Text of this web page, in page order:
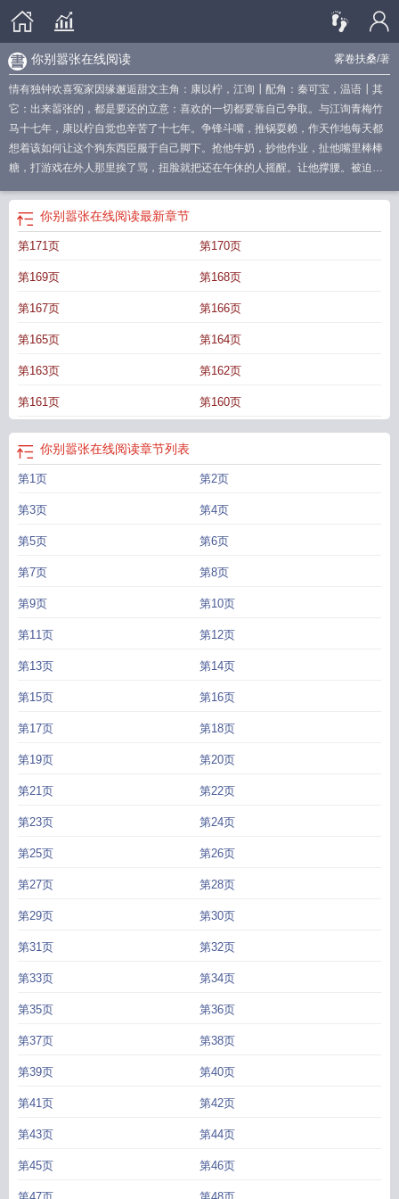
雾卷扶桑/著
你别嚣张在线阅读
情有独钟欢喜冤家因缘邂逅甜文主角：康以柠，江询┃配角：秦可宝，温语┃其
它：出来嚣张的，都是要还的立意：喜欢的一切都要靠自己争取。与江询青梅竹
马十七年，康以柠自觉也辛苦了十七年。争锋斗嘴，推锅耍赖，作天作地每天都
想着该如何让这个狗东西臣服于自己脚下。抢他牛奶，抄他作业，扯他嘴里棒棒
糖，打游戏在外人那里挨了骂，扭脸就把还在午休的人摇醒。让他撑腰。被迫撑
英语怎么说 你别嚣张 雾卷扶桑全文免费阅读
张 你别嚣张 雾卷扶桑
费阅读全文
你别嚣张顺口溜你别嚣张我有你小时候的照片表情
人你别嚣张
你别嚣张TXT 你别嚣张笔趣阁
阅读你别嚣张无弹窗全文免费阅读 你别嚣张雾卷扶桑免费
你别嚣张在线阅读最新章节
第171页 第170页
第169页 第168页
第167页 第166页
第165页 第164页
第163页 第162页
第161页 第160页
你别嚣张在线阅读章节列表
第1页 第2页
第3页 第4页
第5页 第6页
第7页 第8页
第9页 第10页
第11页 第12页
第13页 第14页
第15页 第16页
第17页 第18页
第19页 第20页
第21页 第22页
第23页 第24页
第25页 第26页
第27页 第28页
第29页 第30页
第31页 第32页
第33页 第34页
第35页 第36页
第37页 第38页
第39页 第40页
第41页 第42页
第43页 第44页
第45页 第46页